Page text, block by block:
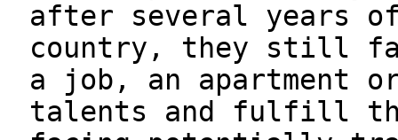
after several years
country, they still
a job, an apartment
talents and fulfill